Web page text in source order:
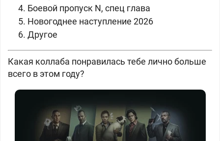
Боевой пропуск N, спец глава
Новогоднее наступление 2026
Другое
Какая коллаба понравилась тебе лично больше
всего в этом году?